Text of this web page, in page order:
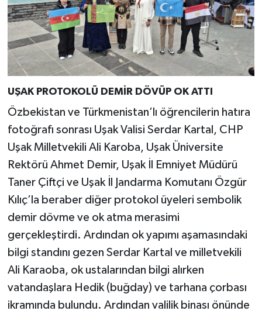
UŞAK PROTOKOLÜ DEMİR DÖVÜP OK ATTI
Özbekistan ve Türkmenistan’lı öğrencilerin hatıra
fotoğrafı sonrası Uşak Valisi Serdar Kartal, CHP
Uşak Milletvekili Ali Karoba, Uşak Üniversite
Rektörü Ahmet Demir, Uşak İl Emniyet Müdürü
Taner Çiftçi ve Uşak İl Jandarma Komutanı Özgür
Kılıç’la beraber diğer protokol üyeleri sembolik
demir dövme ve ok atma merasimi
gerçekleştirdi. Ardından ok yapımı aşamasındaki
bilgi standını gezen Serdar Kartal ve milletvekili
Ali Karaoba, ok ustalarından bilgi alırken
vatandaşlara Hedik (buğday) ve tarhana çorbası
ikramında bulundu. Ardından valilik binası önünde